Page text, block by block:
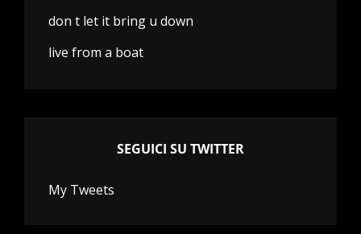
don t let it bring u down
live from a boat
SEGUICI SU TWITTER
My Tweets